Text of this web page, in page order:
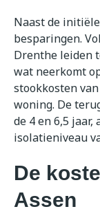
Naast de
besparingen.
Drenthe leiden
wat neerkomt
stookkosten
woning. De
de 4 en 6,5
isolatieniveau
De
Assen